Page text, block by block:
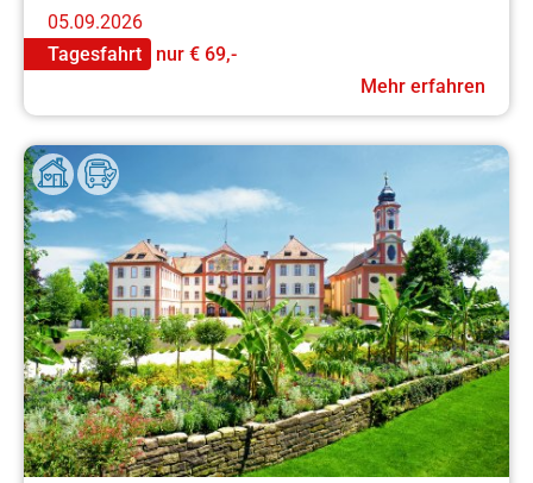
05.09.2026
Tagesfahrt
nur € 69,-
Mehr erfahren